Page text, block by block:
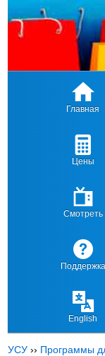
Главная
Цены
Смотреть
Поддержка
English
УСУ ›› Программы